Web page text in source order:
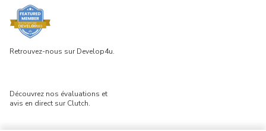
Retrouvez-nous sur Develop4u.
Découvrez nos évaluations et
avis en direct sur Clutch.